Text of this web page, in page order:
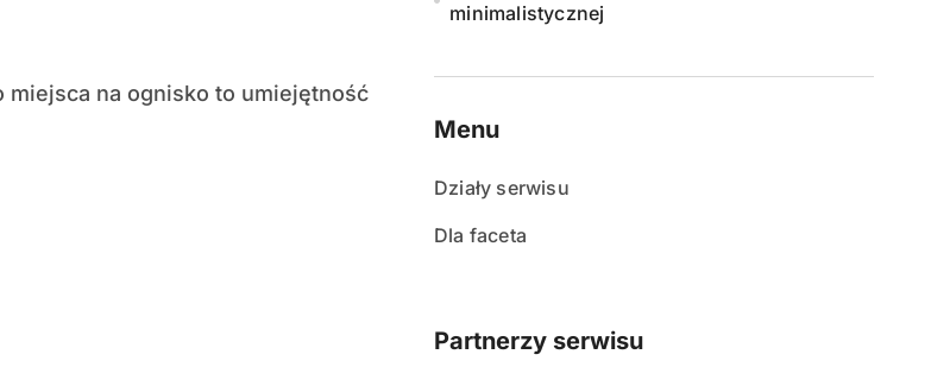
minimalistycznej
Menu
Działy serwisu
Dla faceta
Partnerzy serwisu